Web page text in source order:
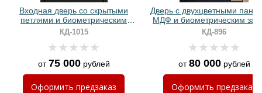
Хочу такую
Входная дверь со скрытыми
петлями и биометрическим
замком (МДФ с молдингами)
КД-1015
от75 000рублей
Оформить предзаказ
Дверь с двухцветными
МДФ и биометрическим
КД-896
от80 000рублей
Оформить предзаказ